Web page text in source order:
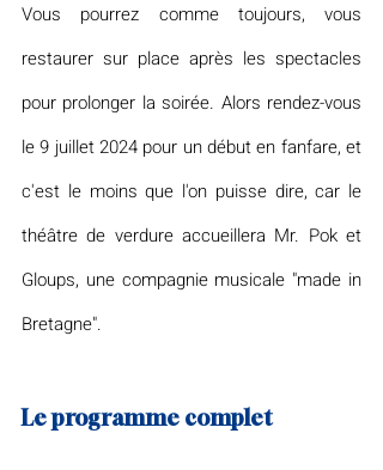
Vous pourrez comme toujours, vous
restaurer sur place après les spectacles
pour prolonger la soirée. Alors rendez-vous
le 9 juillet 2024 pour un début en fanfare, et
c'est le moins que l'on puisse dire, car le
théâtre de verdure accueillera Mr. Pok et
Gloups, une compagnie musicale "made in
Bretagne".
Le programme complet